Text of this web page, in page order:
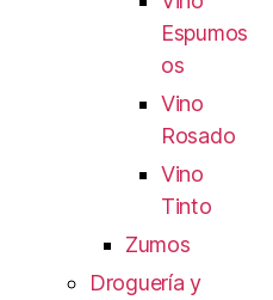
Espumos
os
Vino
Rosado
Vino
Tinto
Zumos
Droguería y